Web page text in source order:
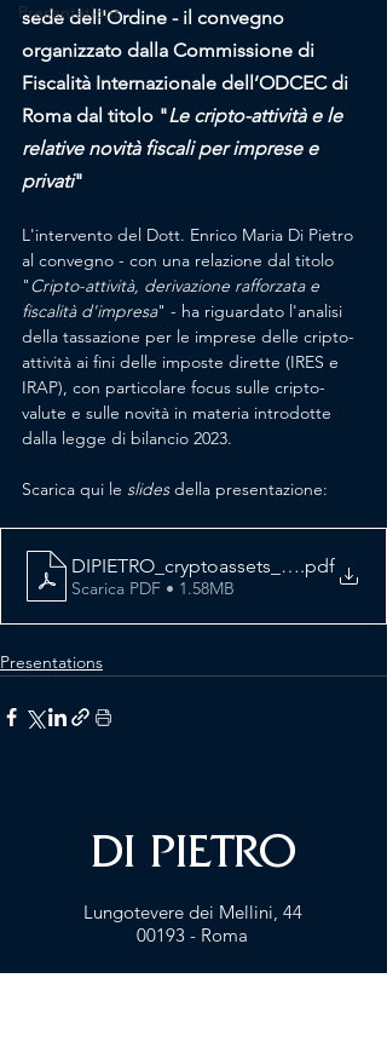
Presentations
sede dell'Ordine - il convegno
organizzato dalla Commissione di
Fiscalità Internazionale dell’ODCEC di
Roma dal titolo "Le cripto-attività e le
relative novità fiscali per imprese e
privati"
L'intervento del Dott. Enrico Maria Di Pietro
al convegno - con una relazione dal titolo
"Cripto-attività, derivazione rafforzata e
fiscalità d'impresa" - ha riguardato l'analisi
della tassazione per le imprese delle cripto-
attività ai fini delle imposte dirette (IRES e
IRAP), con particolare focus sulle cripto-
valute e sulle novità in materia introdotte
dalla legge di bilancio 2023.
Scarica qui le slides della presentazione:
DIPIETRO_cryptoassets_taxation
.pdf
Scarica PDF • 1.58MB
Presentations
DI PIETRO
Lungotevere dei Mellini, 44
00193 - Roma